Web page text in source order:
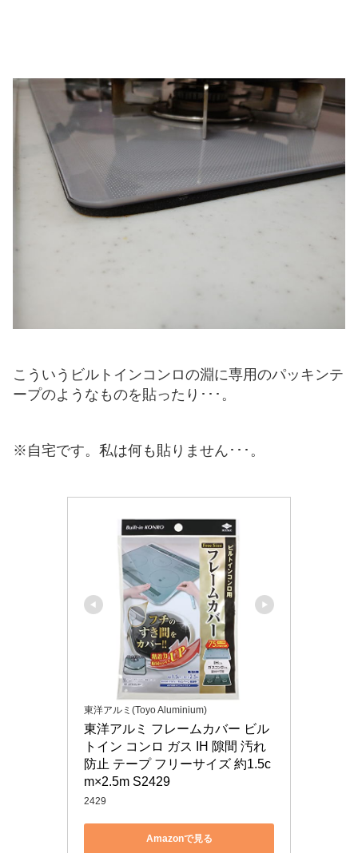
こういうビルトインコンロの淵に専用のパッキンテ
ープのようなものを貼ったり･･･。
※自宅です。私は何も貼りません･･･。
東洋アルミ(Toyo Aluminium)
東洋アルミ フレームカバー ビル
トイン コンロ ガス IH 隙間 汚れ
防止 テープ フリーサイズ 約1.5c
m×2.5m S2429
2429
Amazonで見る